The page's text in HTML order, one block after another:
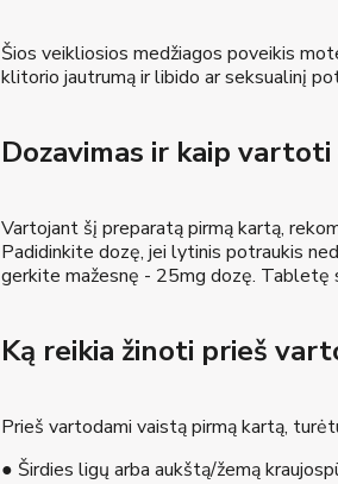
Šios veikliosios medžiagos poveikis
klitorio jautrumą ir libido ar seksualinį
Dozavimas ir kaip
Vartojant šį preparatą pirmą kartą,
Padidinkite dozę, jei lytinis potraukis
gerkite mažesnę - 25mg dozę.
Ką reikia žinoti prieš
Prieš vartodami vaistą pirmą kartą,
● Širdies ligų arba aukštą/žemą